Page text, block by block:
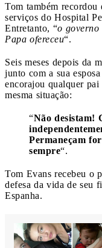
Tom também recordou
serviços do Hospital
Entretanto, “o
Papa ofereceu“.
Seis meses depois da
junto com a sua
encorajou qualquer
mesma situação:
“Não desistam!
Permaneçam
sempre“.
Tom Evans recebeu o
defesa da vida de seu
Espanha.